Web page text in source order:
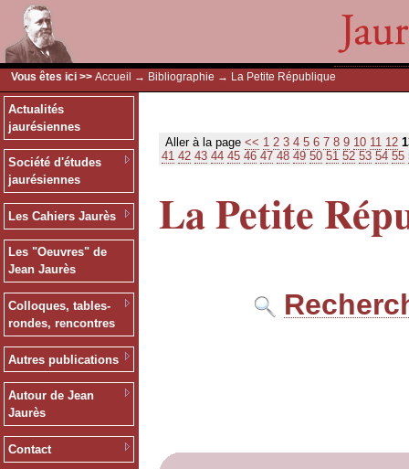
Vous êtes ici >> Accueil → Bibliographie → La Petite République
Actualités
jaurésiennes
Société d'études
jaurésiennes
Les Cahiers Jaurès
Les "Oeuvres" de
Jean Jaurès
Colloques, tables-
rondes, rencontres
Autres publications
Autour de Jean
Jaurès
Contact
Aller à la page << 1 2 3 4 5 6 7 8 9 10 11 12
41 42 43 44 45 46 47 48 49 50 51 52 53 54 55
La Petite